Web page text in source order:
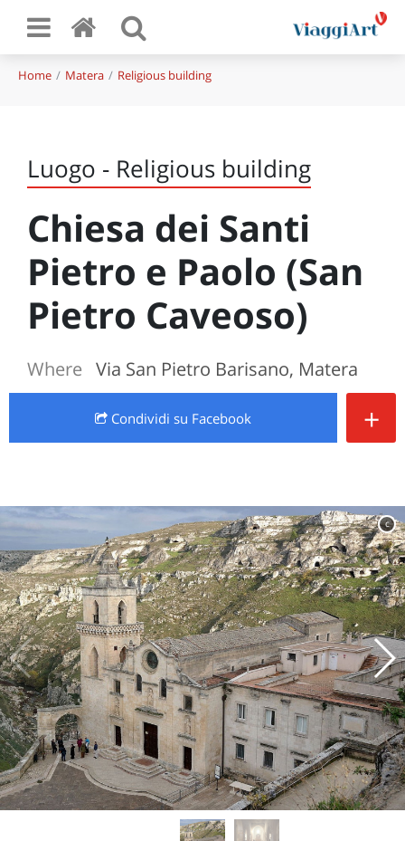
Home Matera Religious building
Luogo - Religious building
Chiesa dei Santi
Pietro e Paolo (San
Pietro Caveoso)
Where Via San Pietro Barisano, Matera
Condividi su Facebook +
c